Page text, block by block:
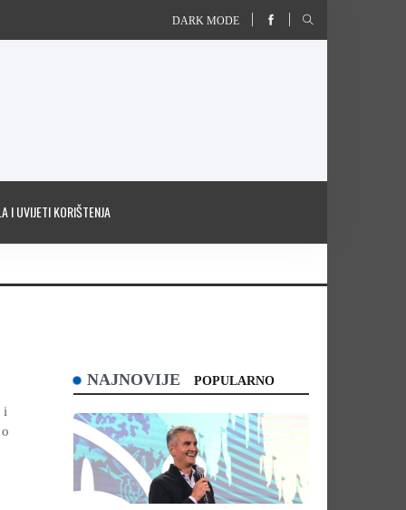
DARK MODE
I UVIJETI KORIŠTENJA
i
NAJNOVIJE POPULARNO